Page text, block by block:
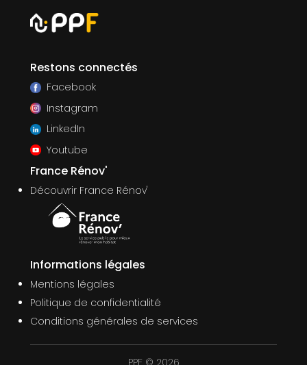
Restons connectés
Facebook
Instagram
LinkedIn
Youtube
France Rénov'
Découvrir France Rénov'
Informations légales
Mentions légales
Politique de confidentialité
Conditions générales de services